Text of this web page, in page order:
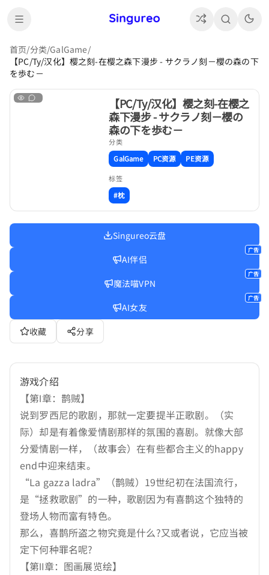
首页/分类/GalGame/
【PC/Ty/汉化】樱之刻-在樱之森下漫步 - サクラノ刻－櫻の森の下
を歩む－
【PC/Ty/汉化】樱之刻-在樱之
森下漫步 - サクラノ刻－櫻の
森の下を歩む－
分类
GalGame
PC资源 PE资源
标签
#枕
Singureo云盘
广告
AI伴侣
广告
魔法喵VPN
广告
AI女友
收藏
分享
游戏介绍
【第Ⅰ章：鹊贼】
说到罗西尼的歌剧，那就一定要提半正歌剧。（实
际）却是有着像爱情剧那样的氛围的喜剧。就像大部
分爱情剧一样，（故事会）在有些都合主义的happy
end中迎来结束。
“La gazza ladra”（鹊贼）19世纪初在法国流行，
是“拯救歌剧”的一种，歌剧因为有喜鹊这个独特的
登场人物而富有特色。
那么，喜鹊所盗之物究竟是什么?又或者说，它应当被
定下何种罪名呢?
【第Ⅱ章：图画展览绘】